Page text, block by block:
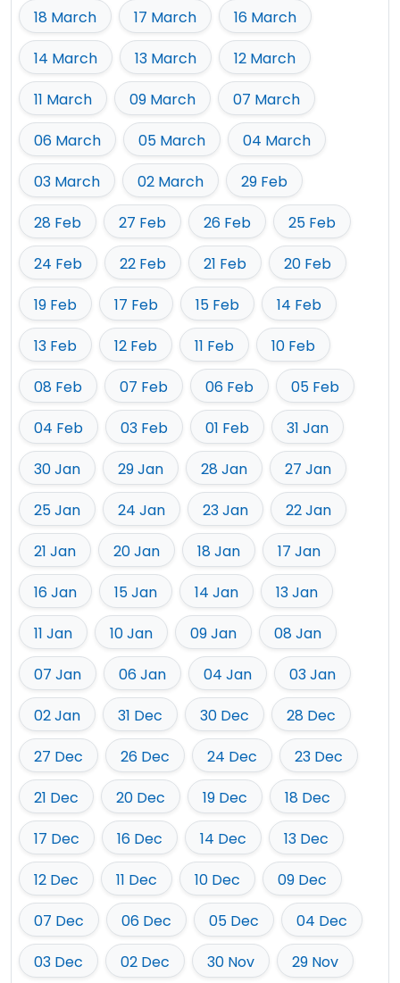
18 March 17 March
16 March
14 March
13 March
12 March
11 March
09 March
07 March
06 March
05 March
04 March
03 March
02 March
29 Feb
28 Feb
27 Feb 26 Feb
25 Feb
24 Feb
22 Feb 21 Feb
20 Feb
19 Feb
17 Feb 15 Feb
14 Feb
13 Feb
12 Feb 11 Feb
10 Feb
08 Feb
07 Feb 06 Feb
05 Feb
04 Feb
03 Feb 01 Feb
31 Jan
30 Jan
29 Jan 28 Jan
27 Jan
25 Jan
24 Jan 23 Jan
22 Jan
21 Jan
20 Jan 18 Jan
17 Jan
16 Jan
15 Jan 14 Jan
13 Jan
11 Jan
10 Jan 09 Jan
08 Jan
07 Jan
06 Jan 04 Jan
03 Jan
02 Jan
31 Dec 30 Dec
28 Dec
27 Dec
26 Dec 24 Dec
23 Dec
21 Dec
20 Dec 19 Dec
18 Dec
17 Dec
16 Dec 14 Dec
13 Dec
12 Dec
11 Dec 10 Dec
09 Dec
07 Dec
06 Dec 05 Dec
04 Dec
03 Dec
02 Dec 30 Nov
29 Nov